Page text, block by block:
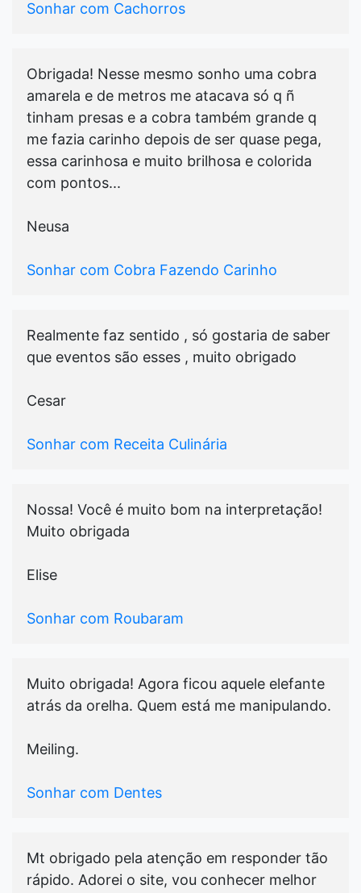
Sonhar com Cachorros
Obrigada! Nesse mesmo sonho uma cobra
amarela e de metros me atacava só q ñ
tinham presas e a cobra também grande q
me fazia carinho depois de ser quase pega,
essa carinhosa e muito brilhosa e colorida
com pontos...
Neusa
Sonhar com Cobra Fazendo Carinho
Realmente faz sentido , só gostaria de saber
que eventos são esses , muito obrigado
Cesar
Sonhar com Receita Culinária
Nossa! Você é muito bom na interpretação!
Muito obrigada
Elise
Sonhar com Roubaram
Muito obrigada! Agora ficou aquele elefante
atrás da orelha. Quem está me manipulando.
Meiling.
Sonhar com Dentes
Mt obrigado pela atenção em responder tão
rápido. Adorei o site, vou conhecer melhor